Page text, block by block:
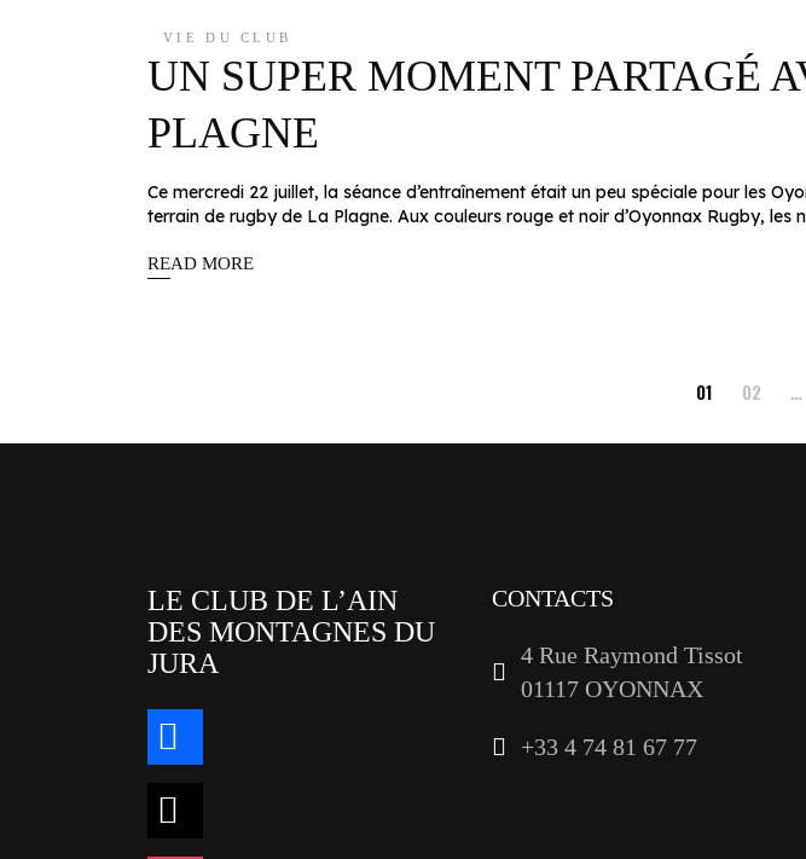
VIE DU CLUB
UN SUPER MOMENT PARTAGÉ
PLAGNE
Ce mercredi 22 juillet, la séance d’entraînement était un peu spéciale pour les
terrain de rugby de La Plagne. Aux couleurs rouge et noir d’Oyonnax Rugby, les
READ MORE
des
01 02 …
LE CLUB DE L’AIN
DES MONTAGNES DU
JURA
facebook
CONTACTS
4 Rue Raymond Tissot
01117 OYONNAX
+33 4 74 81 67 77